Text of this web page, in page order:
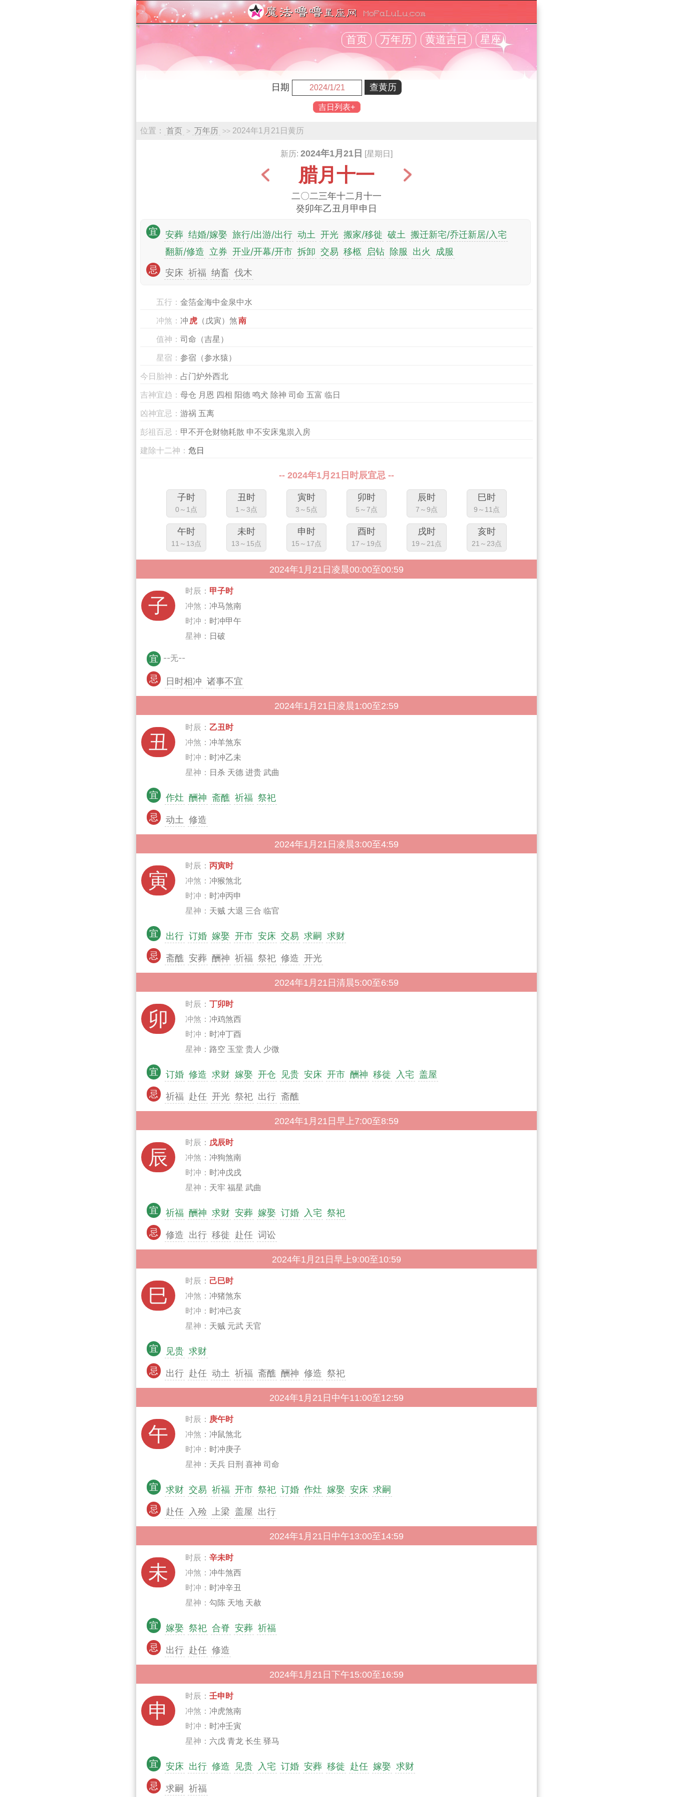
首页 万年历 黄道吉日 星座
日期
吉日列表+
位置： 首页 > 万年历 >> 2024年1月21日黄历
新历: 2024年1月21日 [星期日]
腊月十一
二〇二三年十二月十一
癸卯年乙丑月甲申日
宜 安葬 结婚/嫁娶 旅行/出游/出行 动土 开光 搬家/移徙 破土 搬迁新宅/乔迁新居/入宅
翻新/修造 立券 开业/开幕/开市 拆卸 交易 移柩 启钻 除服 出火 成服
忌 安床 祈福 纳畜 伐木
五行： 金箔金海中金泉中水
冲煞： 冲 虎 （戊寅）煞南
值神： 司命（吉星）
星宿： 参宿（参水猿）
今日胎神： 占门炉外西北
吉神宜趋： 母仓 月恩 四相 阳德 鸣犬 除神 司命 五富 临日
凶神宜忌： 游祸 五离
彭祖百忌： 甲不开仓财物耗散 申不安床鬼祟入房
建除十二神： 危日
-- 2024年1月21日时辰宜忌 --
子时
0～1点
丑时
1～3点
寅时
3～5点
卯时
5～7点
辰时
7～9点
巳时
9～11点
午时
11～13点
未时
13～15点
申时
15～17点
酉时
17～19点
戌时
19～21点
亥时
21～23点
2024年1月21日凌晨00:00至00:59
子
时辰： 甲子时
冲煞： 冲马煞南
时冲： 时冲甲午
星神： 日破
宜 --无--
忌 日时相冲 诸事不宜
2024年1月21日凌晨1:00至2:59
丑
时辰： 乙丑时
冲煞： 冲羊煞东
时冲： 时冲乙未
星神： 日杀 天德 进贵 武曲
宜 作灶 酬神 斋醮 祈福 祭祀
忌 动土 修造
2024年1月21日凌晨3:00至4:59
寅
时辰： 丙寅时
冲煞： 冲猴煞北
时冲： 时冲丙申
星神： 天贼 大退 三合 临官
宜 出行 订婚 嫁娶 开市 安床 交易 求嗣 求财
忌 斋醮 安葬 酬神 祈福 祭祀 修造 开光
2024年1月21日清晨5:00至6:59
卯
时辰： 丁卯时
冲煞： 冲鸡煞西
时冲： 时冲丁酉
星神： 路空 玉堂 贵人 少微
宜 订婚 修造 求财 嫁娶 开仓 见贵 安床 开市 酬神 移徙 入宅 盖屋
忌 祈福 赴任 开光 祭祀 出行 斋醮
2024年1月21日早上7:00至8:59
辰
时辰： 戊辰时
冲煞： 冲狗煞南
时冲： 时冲戊戌
星神： 天牢 福星 武曲
宜 祈福 酬神 求财 安葬 嫁娶 订婚 入宅 祭祀
忌 修造 出行 移徙 赴任 词讼
2024年1月21日早上9:00至10:59
巳
时辰： 己巳时
冲煞： 冲猪煞东
时冲： 时冲己亥
星神： 天贼 元武 天官
宜 见贵 求财
忌 出行 赴任 动土 祈福 斋醮 酬神 修造 祭祀
2024年1月21日中午11:00至12:59
午
时辰： 庚午时
冲煞： 冲鼠煞北
时冲： 时冲庚子
星神： 天兵 日刑 喜神 司命
宜 求财 交易 祈福 开市 祭祀 订婚 作灶 嫁娶 安床 求嗣
忌 赴任 入殓 上梁 盖屋 出行
2024年1月21日中午13:00至14:59
未
时辰： 辛未时
冲煞： 冲牛煞西
时冲： 时冲辛丑
星神： 勾陈 天地 天赦
宜 嫁娶 祭祀 合脊 安葬 祈福
忌 出行 赴任 修造
2024年1月21日下午15:00至16:59
申
时辰： 壬申时
冲煞： 冲虎煞南
时冲： 时冲壬寅
星神： 六戊 青龙 长生 驿马
宜 安床 出行 修造 见贵 入宅 订婚 安葬 移徙 赴任 嫁娶 求财
忌 求嗣 祈福